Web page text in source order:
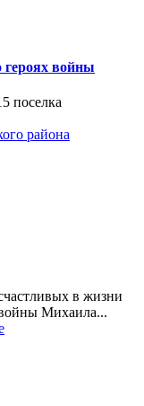
войны
поселка
района
в жизни
Михаила...